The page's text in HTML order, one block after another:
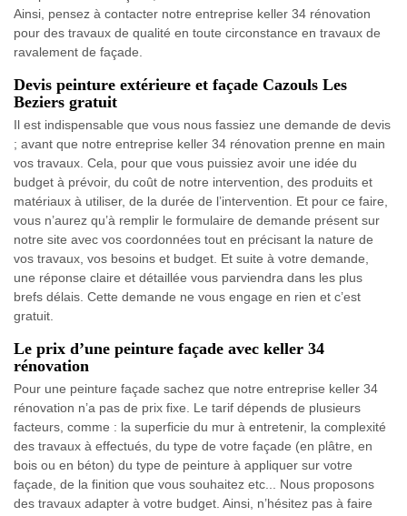
Ainsi, pensez à contacter notre entreprise keller 34 rénovation
pour des travaux de qualité en toute circonstance en travaux de
ravalement de façade.
Devis peinture extérieure et façade Cazouls Les
Beziers gratuit
Il est indispensable que vous nous fassiez une demande de devis
; avant que notre entreprise keller 34 rénovation prenne en main
vos travaux. Cela, pour que vous puissiez avoir une idée du
budget à prévoir, du coût de notre intervention, des produits et
matériaux à utiliser, de la durée de l’intervention. Et pour ce faire,
vous n’aurez qu’à remplir le formulaire de demande présent sur
notre site avec vos coordonnées tout en précisant la nature de
vos travaux, vos besoins et budget. Et suite à votre demande,
une réponse claire et détaillée vous parviendra dans les plus
brefs délais. Cette demande ne vous engage en rien et c’est
gratuit.
Le prix d’une peinture façade avec keller 34
rénovation
Pour une peinture façade sachez que notre entreprise keller 34
rénovation n’a pas de prix fixe. Le tarif dépends de plusieurs
facteurs, comme : la superficie du mur à entretenir, la complexité
des travaux à effectués, du type de votre façade (en plâtre, en
bois ou en béton) du type de peinture à appliquer sur votre
façade, de la finition que vous souhaitez etc... Nous proposons
des travaux adapter à votre budget. Ainsi, n’hésitez pas à faire